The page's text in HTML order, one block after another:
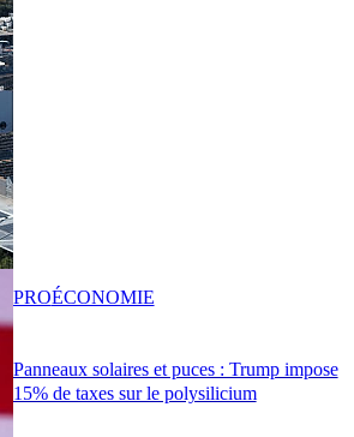
Panneaux solaires et puces : Trump impose
15% de taxes sur le polysilicium
PROÉCONOMIE